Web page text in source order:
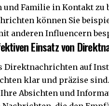
und Familie in Kontakt
können Sie
anderen Influencern
Einsatz von
Direktnachrichten auf
klar und präzise
Absichten und